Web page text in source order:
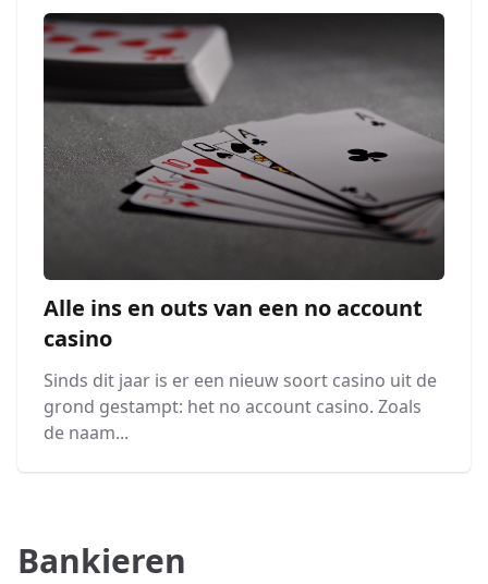
Alle ins en outs van een no account
casino
Sinds dit jaar is er een nieuw soort casino uit de
grond gestampt: het no account casino. Zoals
de naam...
Bankieren